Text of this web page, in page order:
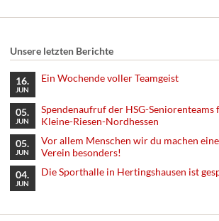
Unsere letzten Berichte
16.
JUN
Ein Wochende voller Teamgeist
05.
JUN
Spendenaufruf der HSG-Seniorenteams
Kleine-Riesen-Nordhessen
05.
JUN
Vor allem Menschen wir du machen
Verein besonders!
04.
JUN
Die Sporthalle in Hertingshausen ist